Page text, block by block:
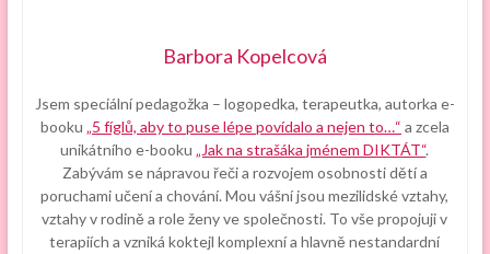
Barbora Kopelcová
Jsem speciální pedagožka – logopedka, terapeutka, autorka e-
booku „5 fíglů, aby to puse lépe povídalo a nejen to…“ a zcela
unikátního e-booku „Jak na strašáka jménem DIKTÁT“.
Zabývám se nápravou řeči a rozvojem osobnosti dětí a
poruchami učení a chování. Mou vášní jsou mezilidské vztahy,
vztahy v rodině a role ženy ve společnosti. To vše propojuji v
terapiích a vzniká koktejl komplexní a hlavně nestandardní